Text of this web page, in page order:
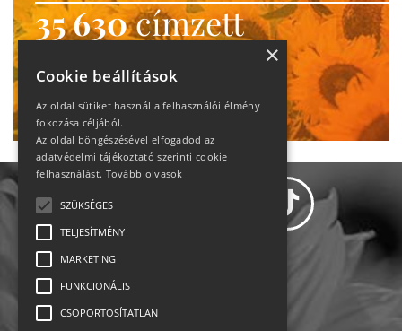
35 630címzett
heti motiváció
Ne maradj le!
Állásajánlatok
×
Cookie beállítások
Az oldal sütiket használ a felhasználói élmény
fokozása céljából.
Az oldal böngészésével elfogadod az
adatvédelmi tájékoztató szerinti cookie
felhasználást. Tovább olvasok
SZÜKSÉGES
TELJESÍTMÉNY
MARKETING
FUNKCIONÁLIS
CSOPORTOSÍTATLAN